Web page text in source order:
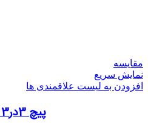
مقایسه
نمایش سریع
افزودن به لیست علاقمندی ها
پیچ 3در3 4سو